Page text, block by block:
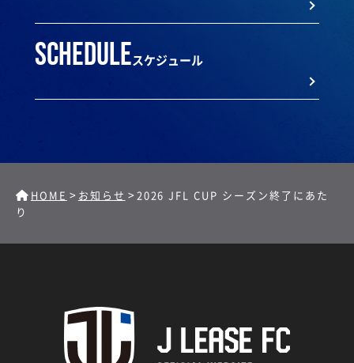
scheduleスケジュール
HOME > お知らせ >2026 JFL CUP シーズン終了にあた
り